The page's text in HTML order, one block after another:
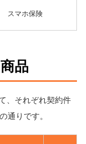
スマホ保険
品
、それぞれ契約件
通りです。